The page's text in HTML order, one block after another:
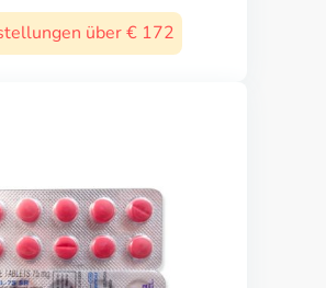
über € 172